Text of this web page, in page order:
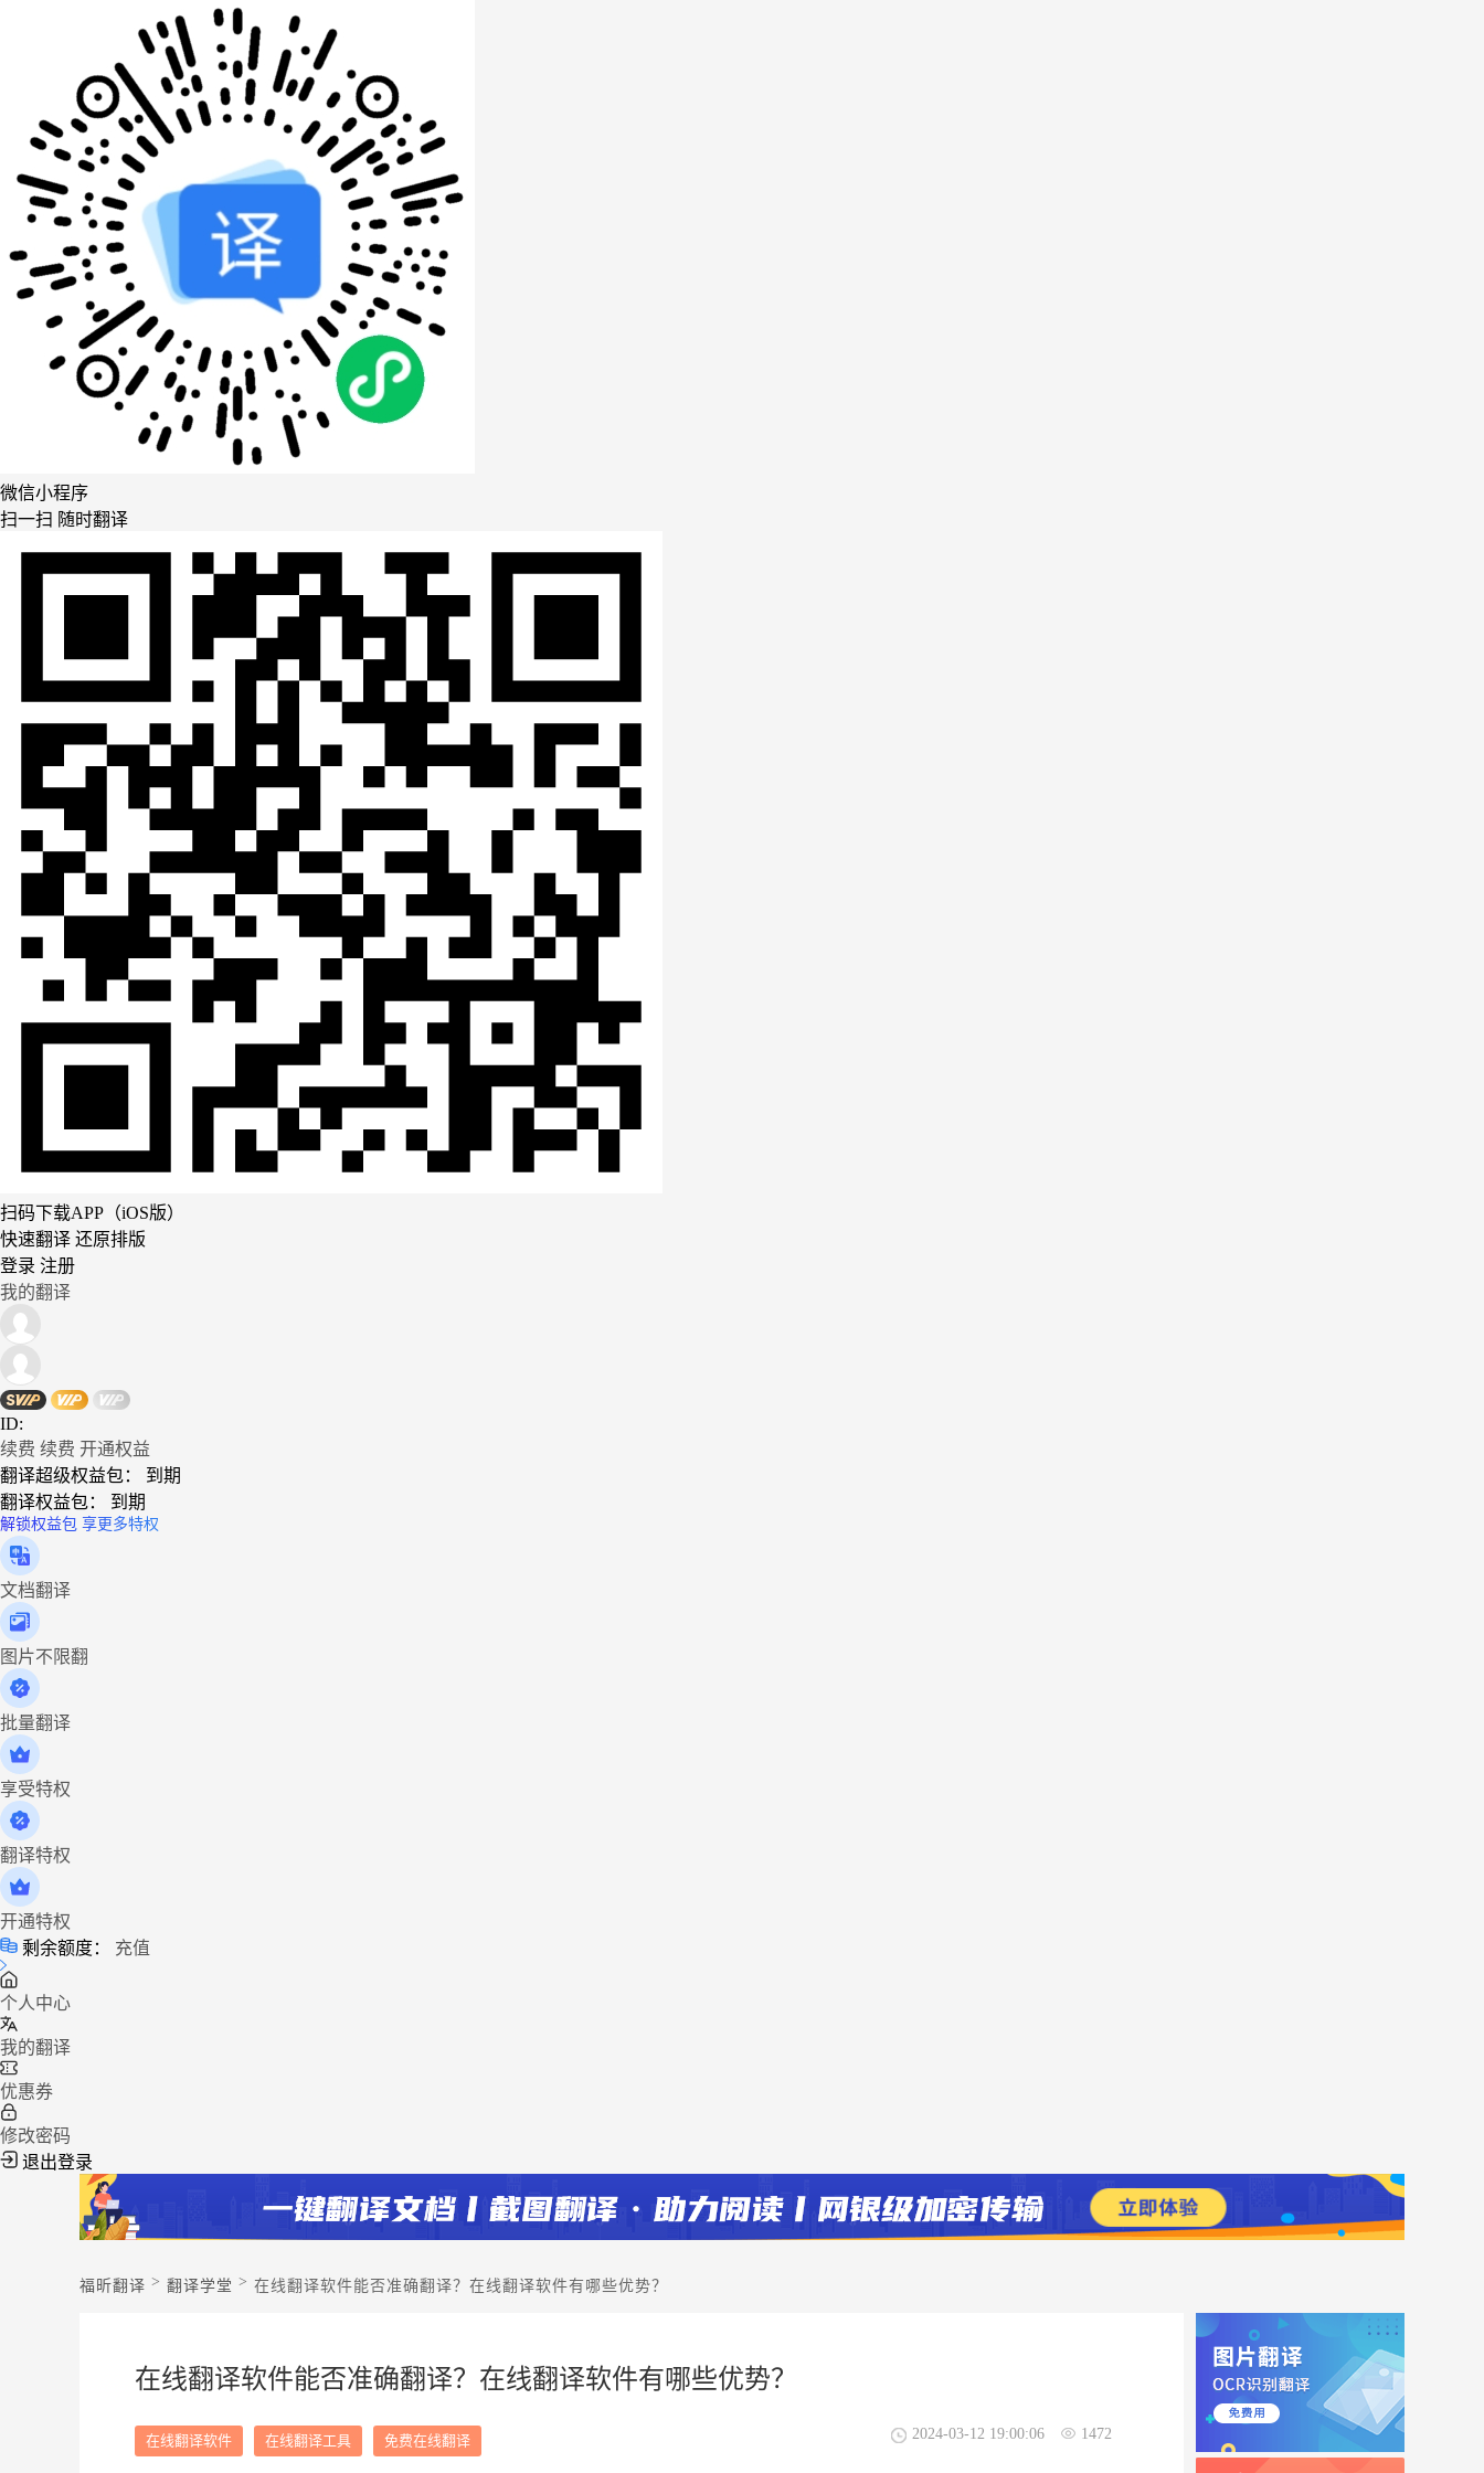
微信小程序
扫一扫 随时翻译
扫码下载APP（iOS版）
快速翻译 还原排版
登录 注册
我的翻译
ID:
续费 续费 开通权益
翻译超级权益包：
到期
翻译权益包：
到期
解锁权益包 享更多特权
文档翻译
图片不限翻
批量翻译
享受特权
翻译特权
开通特权
剩余额度：
充值
个人中心
我的翻译
优惠券
修改密码
退出登录
福昕翻译 > 翻译学堂 > 在线翻译软件能否准确翻译？在线翻译软件有哪些优势？
在线翻译软件能否准确翻译？在线翻译软件有哪些优势？
在线翻译软件 在线翻译工具 免费在线翻译 1472
2024-03-12 19:00:06